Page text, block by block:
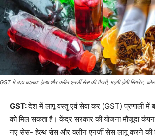
GST में बड़ा बदलाव: हेल्थ और क्लीन एनर्जी सेस की तैयारी, महंगी होंगी सिगरेट,
GST:देश में लागू वस्तु एवं सेवा कर (GST) प्रणाली में
को मिल सकता है। केंद्र सरकार की योजना मौजूदा
नए सेस- हेल्थ सेस और क्लीन एनर्जी सेस लागू करने की